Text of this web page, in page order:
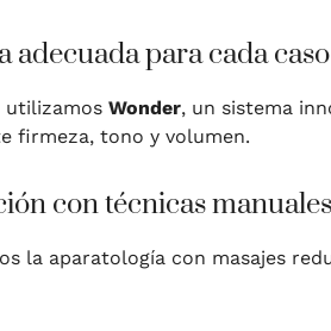
adecuada para cada caso
utilizamos Wonder, un sistema
firmeza, tono y volumen.
con técnicas manuales
la aparatología con masajes